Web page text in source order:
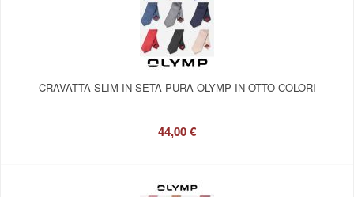
CRAVATTA SLIM IN SETA PURA OLYMP IN OTTO COLORI
44,00 €